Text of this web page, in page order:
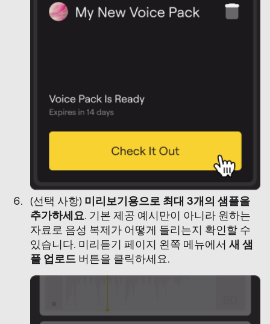
(선택 사항) 미리보기용으로 최대 3개의 샘플을
추가하세요. 기본 제공 예시만이 아니라 원하는
자료로 음성 복제가 어떻게 들리는지 확인할 수
있습니다. 미리듣기 페이지 왼쪽 메뉴에서 새 샘
플 업로드 버튼을 클릭하세요.